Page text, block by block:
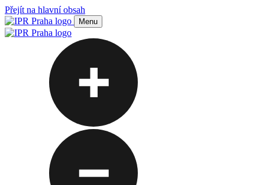
Přejít na hlavní obsah
Menu